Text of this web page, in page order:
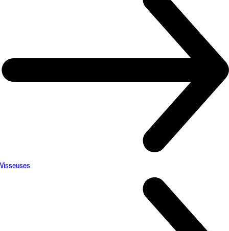
Visseuses